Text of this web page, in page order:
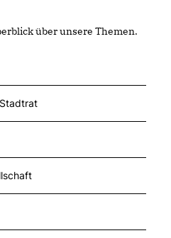
über unsere Themen.